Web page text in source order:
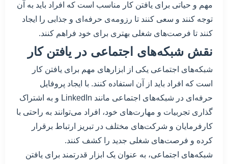
مهم و حیاتی برای یافتن کار مناسب است که افراد باید به آن
توجه کنند و سعی کنند تا رزومه‌ی حرفه‌ای و جذابی را ایجاد
کنند تا فرصت‌های شغلی بهتری برای خود فراهم کنند.
نقش شبکه‌های اجتماعی در یافتن کار
شبکه‌های اجتماعی یکی از ابزارهای مهم برای یافتن کار
است که افراد باید از آن استفاده کنند. با ایجاد پروفایل
حرفه‌ای در شبکه‌های اجتماعی مانند LinkedIn و به اشتراک
گذاری تجربیات و مهارت‌های خود، افراد می‌توانند به راحتی با
کارفرمایان و شرکت‌های مختلف در تبریز ارتباط برقرار
کرده و فرصت‌های شغلی جدید را کشف کنند.
شبکه‌های اجتماعی، به عنوان یک ابزار قدرتمند برای یافتن